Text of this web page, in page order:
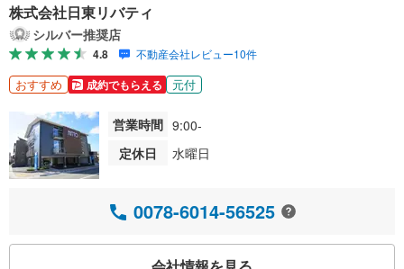
株式会社日東リバティ
シルバー推奨店
4.8 不動産会社レビュー10件
おすすめ 成約でもらえる 元付
営業時間 9:00-
定休日
水曜日
0078-6014-56525